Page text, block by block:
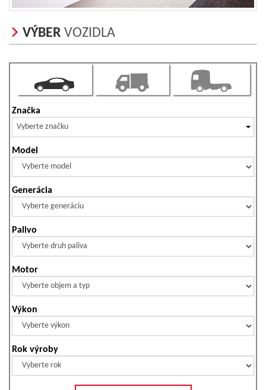
VÝBER VOZIDLA
Značka
Vyberte značku
Model
Generácia
Palivo
Motor
Výkon
Rok výroby